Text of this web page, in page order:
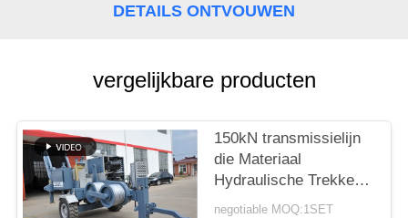
DETAILS ONTVOUWEN
vergelijkbare producten
150kN transmissielijn
die Materiaal
Hydraulische Trekker
1400 R/Min vastbinden
negotiable MOQ:1SET